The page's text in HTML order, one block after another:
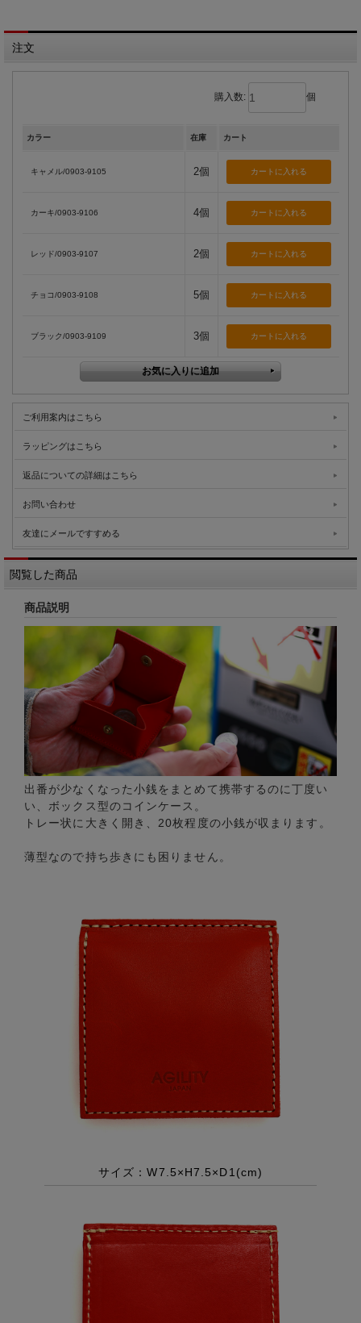
注文
購入数: 個
カラー 在庫 カート
キャメル/0903-9105 2個
カーキ/0903-9106 4個
レッド/0903-9107 2個
チョコ/0903-9108 5個
ブラック/0903-9109 3個
ご利用案内はこちら
ラッピングはこちら
返品についての詳細はこちら
お問い合わせ
友達にメールですすめる
閲覧した商品
商品説明
出番が少なくなった小銭をまとめて携帯するのに丁度い
い、ボックス型のコインケース。
トレー状に大きく開き、20枚程度の小銭が収まります。
薄型なので持ち歩きにも困りません。